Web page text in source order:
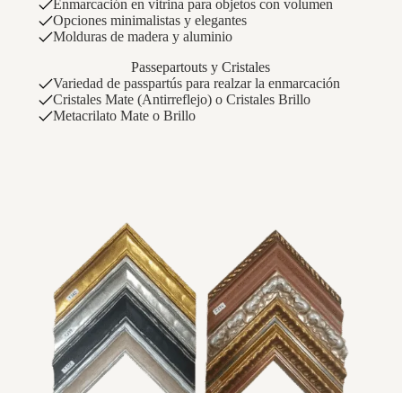
Enmarcación en vitrina para objetos con volumen
Opciones minimalistas y elegantes
Molduras de madera y aluminio
Passepartouts y Cristales
Variedad de passpartús para realzar la enmarcación
Cristales Mate (Antirreflejo) o Cristales Brillo
Metacrilato Mate o Brillo